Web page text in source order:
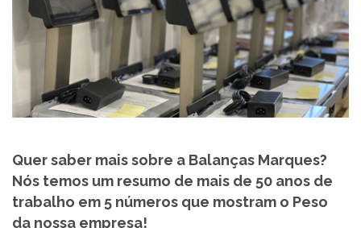
SOBRE NÓS
LOJA ONLINE
SUPORTE
PARCEIROS
Quer saber mais sobre a Balanças Marques?
Nós temos um resumo de mais de 50 anos de
trabalho em 5 números que mostram o Peso
da nossa empresa!